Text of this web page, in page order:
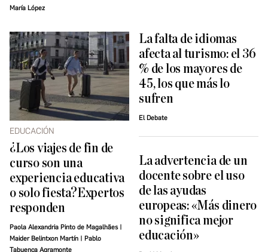
María López
EDUCACIÓN
¿Los viajes de fin de
curso son una
experiencia educativa
o solo fiesta?Expertos
responden
Paola Alexandria Pinto de Magalhães |
Maider Belintxon Martín | Pablo
Tabuenca Agramonte
La falta de idiomas
afecta al turismo: el 36
% de los mayores de
45, los que más lo
sufren
El Debate
La advertencia de un
docente sobre el uso
de las ayudas
europeas: «Más dinero
no significa mejor
educación»